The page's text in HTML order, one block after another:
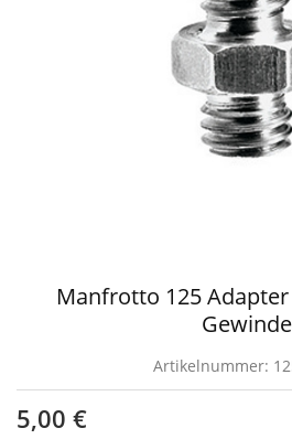
Manfrotto 125
Gewinde
Artikelnummer:
5,00 €